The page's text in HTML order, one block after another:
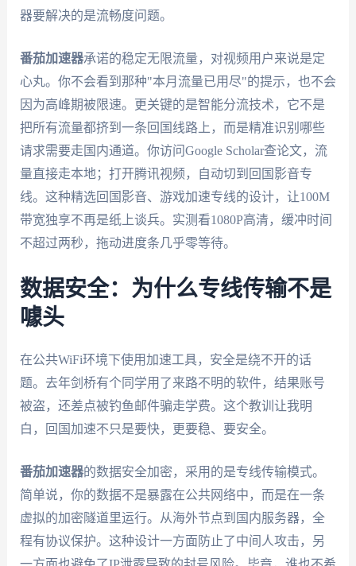
器要解决的是流畅度问题。
番茄加速器承诺的稳定无限流量，对视频用户来说是定
心丸。你不会看到那种"本月流量已用尽"的提示，也不会
因为高峰期被限速。更关键的是智能分流技术，它不是
把所有流量都挤到一条回国线路上，而是精准识别哪些
请求需要走国内通道。你访问Google Scholar查论文，流
量直接走本地；打开腾讯视频，自动切到回国影音专
线。这种精选回国影音、游戏加速专线的设计，让100M
带宽独享不再是纸上谈兵。实测看1080P高清，缓冲时间
不超过两秒，拖动进度条几乎零等待。
数据安全：为什么专线传输不是
噱头
在公共WiFi环境下使用加速工具，安全是绕不开的话
题。去年剑桥有个同学用了来路不明的软件，结果账号
被盗，还差点被钓鱼邮件骗走学费。这个教训让我明
白，回国加速不只是要快，更要稳、要安全。
番茄加速器的数据安全加密，采用的是专线传输模式。
简单说，你的数据不是暴露在公共网络中，而是在一条
虚拟的加密隧道里运行。从海外节点到国内服务器，全
程有协议保护。这种设计一方面防止了中间人攻击，另